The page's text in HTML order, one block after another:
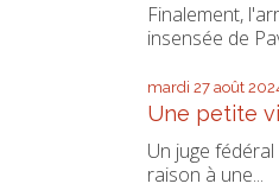
Finalement,
insensée de
mardi 27 août
Une petite
Un juge
raison à une...